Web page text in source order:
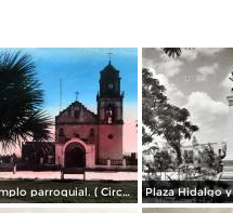
Templo parroquial. ( Circulada el 12 de Agosto de 1944 ).